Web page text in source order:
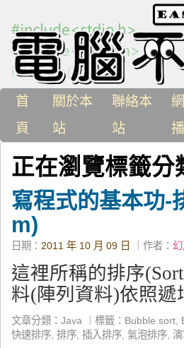
首
頁
關於本
站
聯絡本
站
播
正在瀏覽標籤分
寫程式的基本功
m)
日期： 2011 年 10 月 09 日 ｜作者：
這裡所稱的排序
料(陣列資料)依照
文章分類： Java 標籤： Bubble sort
快速排序 排序 插入排序 氣泡排序